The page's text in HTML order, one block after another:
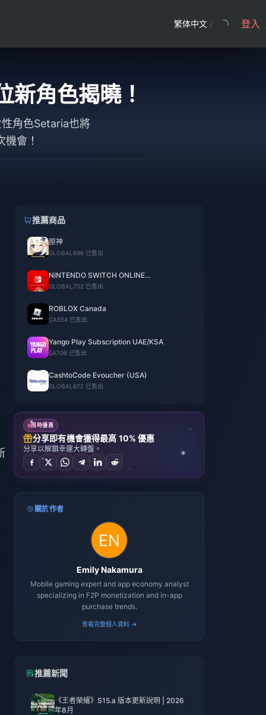
繁体中文 / 登入
新角色揭曉！
角色Setaria也將
會！
推薦商品
原神
GLOBAL 696 已售出
NINTENDO SWITCH ONLINE
MEMBERSHIP
GLOBAL 702 已售出
ROBLOX Canada
CA554 已售出
Yango Play Subscription UAE/KSA
SA706 已售出
CashtoCode Evoucher (USA)
GLOBAL 672 已售出
限時優惠
分享即有機會獲得最高 10% 優惠
分享以解鎖幸運大轉盤。
關於作者
Emily Nakamura
Mobile gaming expert and app economy analyst
specializing in F2P monetization and in-app
purchase trends.
查看完整個人資料 →
推薦新聞
《王者榮耀》S15.a 版本更新說明 | 2026
年8月